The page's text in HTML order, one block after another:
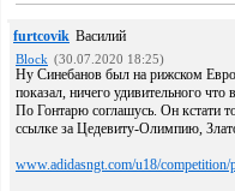
furtcovik Василий
Block (30.07.2020 18:25)
Ну Синебанов был на рижском
показал, ничего удивительного
По Гонтарю соглашусь. Он кстати
ссылке за Цедевиту-Олимпию,
www.adidasngt.com/u18/competition/